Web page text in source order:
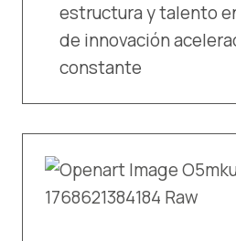
estructura y talento
de innovación
constante